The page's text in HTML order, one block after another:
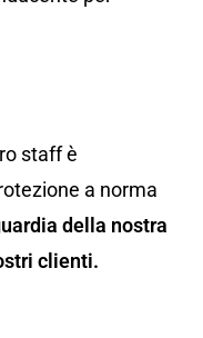
staff è
a norma
della nostra
clienti.